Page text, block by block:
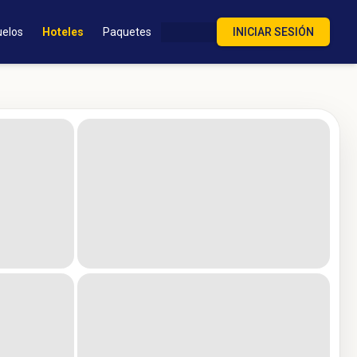
Hoteles Paquetes INICIAR SESIÓN